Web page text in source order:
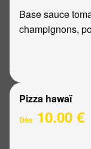
Base sauce
champignons,
Pizza hawaï
Dès 10.00 €